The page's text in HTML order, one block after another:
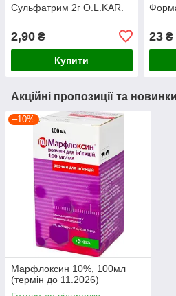
Сульфатрим 2г O.L.KAR.
2,90 ₴
Купити
23₴
Акційні пропозиції та новинки
–10%
Марфлоксин 10%, 100мл
(термін до 11.2026)